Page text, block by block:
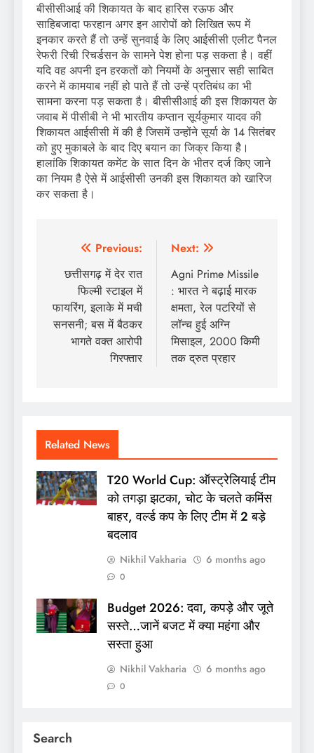
बीसीसीआई की शिकायत के बाद हारिस रऊफ और
साहिबजादा फरहान अगर इन आरोपों को लिखित रूप में
इनकार करते हैं तो उन्हें सुनवाई के लिए आईसीसी एलीट पैनल
रेफरी रिची रिचर्डसन के सामने पेश होना पड़ सकता है। वहीं
यदि वह अपनी इन हरकतों को नियमों के अनुसार सही साबित
करने में कामयाब नहीं हो पाते हैं तो उन्हें प्रतिबंध का भी
सामना करना पड़ सकता है। बीसीसीआई की इस शिकायत के
जवाब में पीसीबी ने भी भारतीय कप्तान सूर्यकुमार यादव की
शिकायत आईसीसी में की है जिसमें उन्होंने सूर्या के 14 सितंबर
को हुए मुकाबले के बाद दिए बयान का जिक्र किया है।
हालांकि शिकायत कमेंट के सात दिन के भीतर दर्ज किए जाने
का नियम है ऐसे में आईसीसी उनकी इस शिकायत को खारिज
कर सकता है।
Post
navigation
Previous:
छत्तीसगढ़ में देर रात
फिल्मी स्टाइल में
फायरिंग, इलाके में मची
सनसनी; बस में बैठकर
भागते वक्त आरोपी
गिरफ्तार
Next:
Agni Prime Missile
: भारत ने बढ़ाई मारक
क्षमता, रेल पटरियों से
लॉन्च हुई अग्नि
मिसाइल, 2000 किमी
तक द्रुत प्रहार
Related News
T20 World Cup: ऑस्ट्रेलियाई टीम
को तगड़ा झटका, चोट के चलते कमिंस
बाहर, वर्ल्ड कप के लिए टीम में 2 बड़े
बदलाव
Nikhil Vakharia 6 months ago
0
Budget 2026: दवा, कपड़े और जूते
सस्ते…जानें बजट में क्या महंगा और
सस्ता हुआ
Nikhil Vakharia 6 months ago
0
Search